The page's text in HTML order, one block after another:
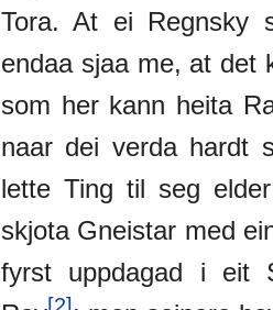
Tora. At ei Regnsky
endaa sjaa me, at det
som her kann heita
naar dei verda hardt
lette Ting til seg
skjota Gneistar med
fyrst uppdagad i eit